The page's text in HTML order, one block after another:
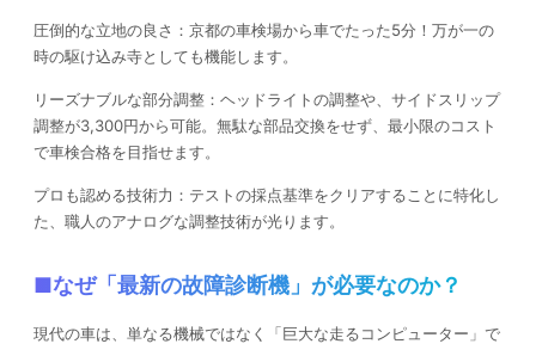
圧倒的な立地の良さ：京都の車検場から車でたった5分！万が一の
時の駆け込み寺としても機能します。
リーズナブルな部分調整：ヘッドライトの調整や、サイドスリップ
調整が3,300円から可能。無駄な部品交換をせず、最小限のコスト
で車検合格を目指せます。
プロも認める技術力：テストの採点基準をクリアすることに特化し
た、職人のアナログな調整技術が光ります。
■なぜ「最新の故障診断機」が必要なのか？
現代の車は、単なる機械ではなく「巨大な走るコンピューター」で